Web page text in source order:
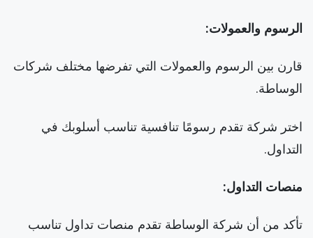
الرسوم والعمولات:
قارن بين الرسوم والعمولات التي تفرضها مختلف شركات
الوساطة.
اختر شركة تقدم رسومًا تنافسية تناسب أسلوبك في
التداول.
منصات التداول:
تأكد من أن شركة الوساطة تقدم منصات تداول تناسب